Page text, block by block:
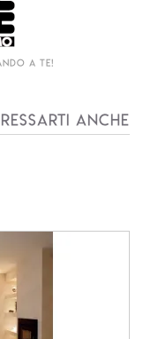
a te!
anche